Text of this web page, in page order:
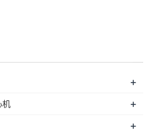
+
机 +
+